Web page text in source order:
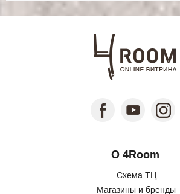
О 4Room
Схема ТЦ
Магазины и бренды